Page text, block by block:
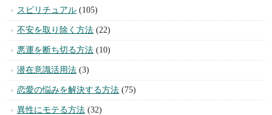
スピリチュアル (105)
不安を取り除く方法 (22)
悪運を断ち切る方法 (10)
潜在意識活用法 (3)
恋愛の悩みを解決する方法 (75)
異性にモテる方法 (32)